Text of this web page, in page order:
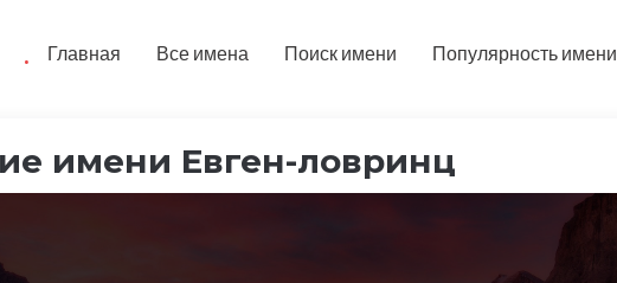
. Главная Все имена Поиск имени Популярность имени
имени Евген-ловринц